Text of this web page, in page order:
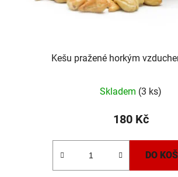
Kešu pražené horkým
Skladem (3 ks)
180 Kč
DO